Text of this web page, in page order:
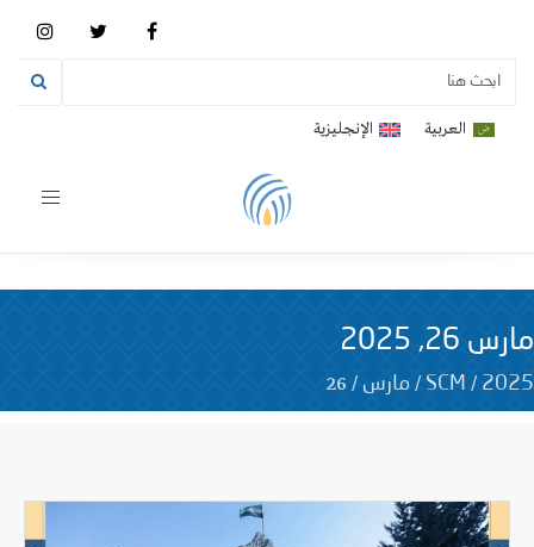
العربية الإنجليزية
Toggle
مارس 26, 2025
SCM / 2025
/ مارس /
26